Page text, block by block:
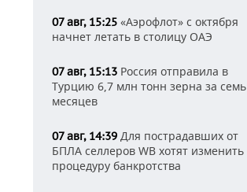
07 авг, 15:25 «Аэрофлот» с октября
начнет летать в столицу ОАЭ
07 авг, 15:13 Россия отправила в
Турцию 6,7 млн тонн зерна за семь
месяцев
07 авг, 14:39 Для пострадавших от
БПЛА селлеров WB хотят изменить
процедуру банкротства